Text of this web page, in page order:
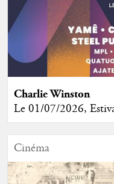
Charlie Winston
Le 01/07/2026,
Cinéma